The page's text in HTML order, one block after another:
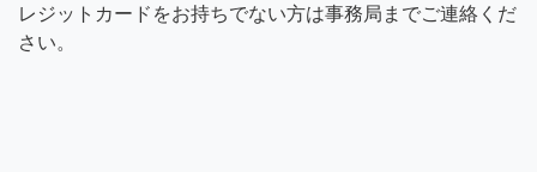
レジットカードをお持ちでない方は事務局までご連絡くだ
さい。